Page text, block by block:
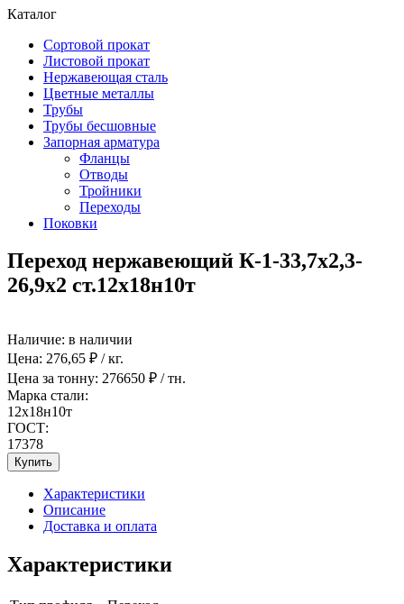
Каталог
Сортовой прокат
Листовой прокат
Нержавеющая сталь
Цветные металлы
Трубы
Трубы бесшовные
Запорная арматура
Фланцы
Отводы
Тройники
Переходы
Поковки
Переход нержавеющий К-1-33,7х2,3-
26,9х2 ст.12х18н10т
Наличие: в наличии
Цена: 276,65 ₽ / кг.
Цена за тонну: 276650 ₽ / тн.
Марка стали:
12х18н10т
ГОСТ:
17378
Купить
Характеристики
Описание
Доставка и оплата
Характеристики